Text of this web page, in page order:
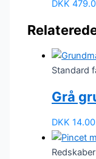
DKK
Standard
Grå
DKK14.00
Redskaber